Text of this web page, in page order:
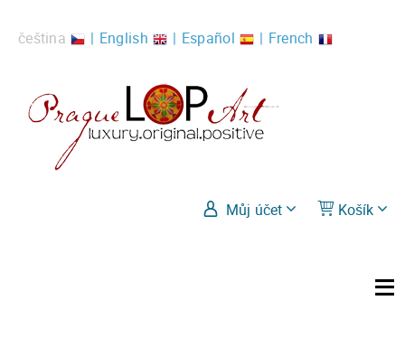
čeština English Español French
Můj účet Košík